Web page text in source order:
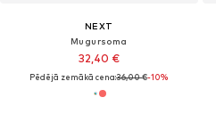
NEXT
Mugursoma
32,40 €
Pēdējā zemākā cena:36,00 €-10%